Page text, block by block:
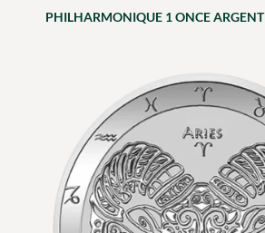
PHILHARMONIQUE 1 ONCE ARGENT